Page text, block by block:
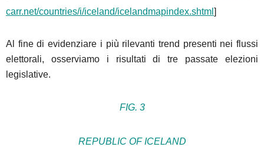
carr.net/countries/i/iceland/icelandmapindex.shtml ]
Al fine di evidenziare i più rilevanti trend presenti nei flussi
elettorali, osserviamo i risultati di tre passate elezioni
legislative.
FIG. 3
REPUBLIC OF ICELAND